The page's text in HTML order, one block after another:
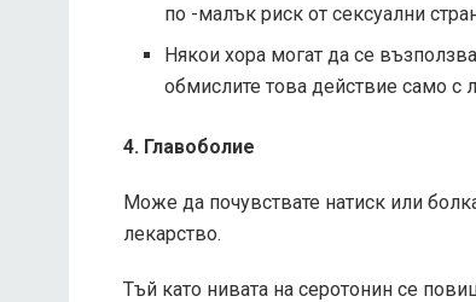
по -малък риск от сексуални
Някои хора могат да се
обмислите това действие само с
4. Главоболие
Може да почувствате натиск или
лекарство.
Тъй като нивата на серотонин се